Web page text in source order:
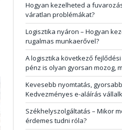
Hogyan kezelheted a
váratlan problémákat?
Logisztika nyáron – Hogyan
rugalmas munkaerővel?
A logisztika következő
pénz is olyan gyorsan mozog,
Kevesebb nyomtatás,
Kedvezményes e-aláírás
Székhelyszolgáltatás – Mikor
érdemes tudni róla?